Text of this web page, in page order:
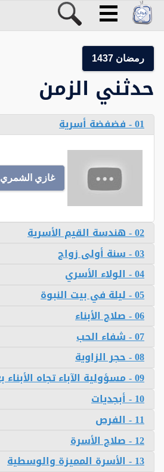
رمضان 1437
حدثني الزمن
01 - فضفضة أسرية
غازي الشمري
02 - هندسة القيم الأسرية
03 - سنة أولى زواج
04 - الولاء الأسري
05 - ليلة في بيت النبوة
06 - صلاح الأبناء
07 - شفاء الحب
08 - حجر الزاوية
09 - مسؤولية الآباء تجاه الأبناء بعد الزواج
10 - أبجديات
11 - الفرص
12 - صلاح الأسرة
13 - الأسرة المميزة والوسطية